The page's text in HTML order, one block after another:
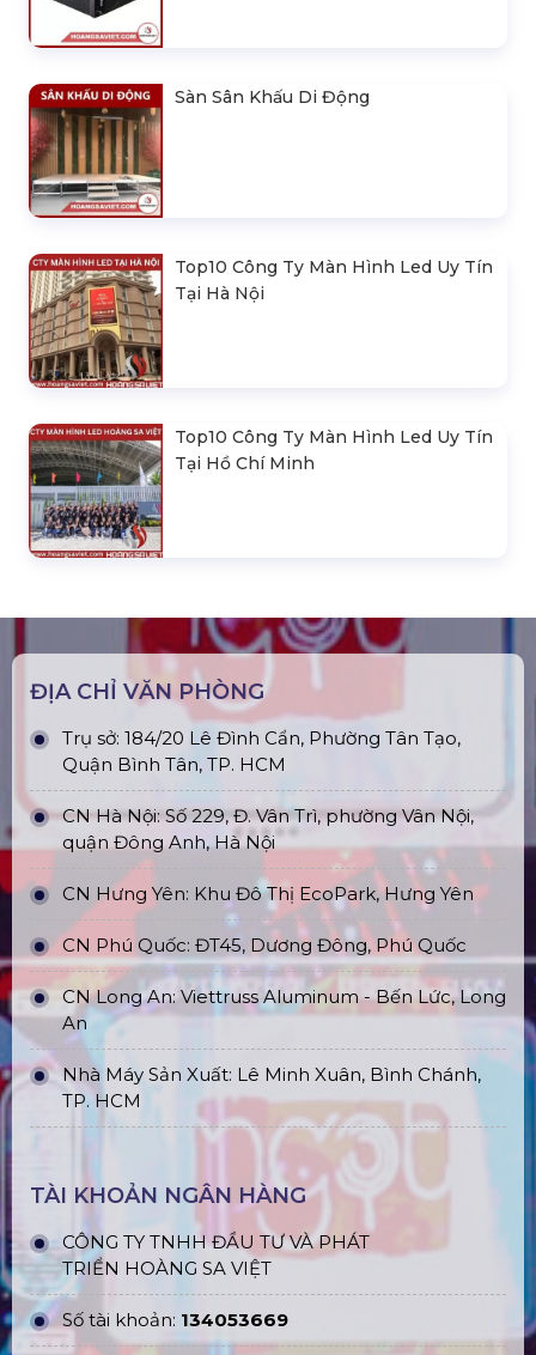
Sàn Sân Khấu Di Động
Top10 Công Ty Màn Hình Led Uy Tín
Tại Hà Nội
Top10 Công Ty Màn Hình Led Uy Tín
Tại Hồ Chí Minh
ĐỊA CHỈ VĂN PHÒNG
Trụ sở: 184/20 Lê Đình Cẩn, Phường Tân Tạo,
Quận Bình Tân, TP. HCM
CN Hà Nội: Số 229, Đ. Vân Trì, phường Vân Nội,
quận Đông Anh, Hà Nội
CN Hưng Yên: Khu Đô Thị EcoPark, Hưng Yên
CN Phú Quốc: ĐT45, Dương Đông, Phú Quốc
CN Long An: Viettruss Aluminum - Bến Lức, Long
An
Nhà Máy Sản Xuất: Lê Minh Xuân, Bình Chánh,
TP. HCM
TÀI KHOẢN NGÂN HÀNG
CÔNG TY TNHH ĐẦU TƯ VÀ PHÁT
TRIỂN HOÀNG SA VIỆT
Số tài khoản: 134053669